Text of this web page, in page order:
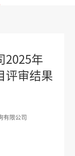
2025年
评审结果
有限公司